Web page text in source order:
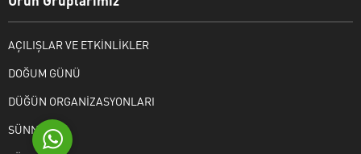
AÇILIŞLAR VE ETKİNLİKLER
DOĞUM GÜNÜ
DÜĞÜN ORGANİZASYONLARI
SÜNNET